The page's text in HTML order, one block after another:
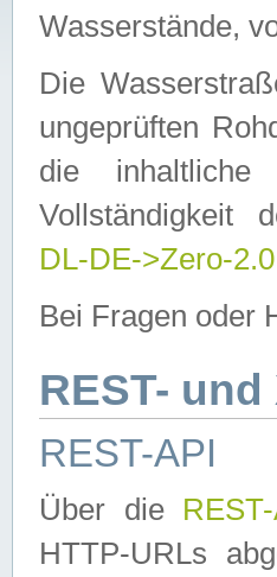
Wasserstände,
Die
ungeprüften
die inhaltliche
Vollständigkeit
DL-DE->Zero-2.0
Bei Fragen oder
REST-
REST-API
Über die
HTTP-URLs